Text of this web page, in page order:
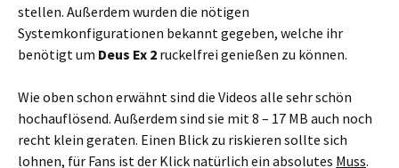
stellen. Außerdem wurden die nötigen
Systemkonfigurationen bekannt gegeben, welche ihr
benötigt um Deus Ex 2 ruckelfrei genießen zu können.
Wie oben schon erwähnt sind die Videos alle sehr schön
hochauflösend. Außerdem sind sie mit 8 – 17 MB auch noch
recht klein geraten. Einen Blick zu riskieren sollte sich
lohnen, für Fans ist der Klick natürlich ein absolutes Muss.